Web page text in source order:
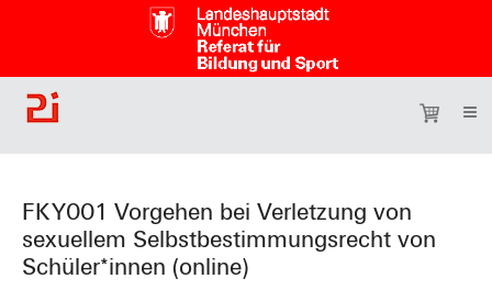
FKY001 Vorgehen bei Verletzung von
sexuellem Selbstbestimmungsrecht von
Schüler*innen (online)